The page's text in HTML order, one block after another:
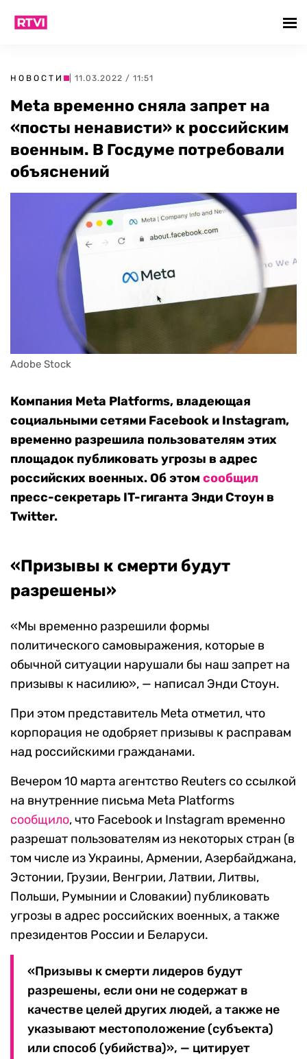
НОВОСТИ | 11.03.2022 / 11:51
Meta временно сняла запрет на
«посты ненависти» к российским
военным. В Госдуме потребовали
объяснений
Adobe Stock
Компания Meta Platforms, владеющая
социальными сетями Facebook и Instagram,
временно разрешила пользователям этих
площадок публиковать угрозы в адрес
российских военных. Об этом сообщил
пресс-секретарь IT-гиганта Энди Стоун в
Twitter.
«Призывы к смерти будут
разрешены»
«Мы временно разрешили формы
политического самовыражения, которые в
обычной ситуации нарушали бы наш запрет на
призывы к насилию», — написал Энди Стоун.
При этом представитель Meta отметил, что
корпорация не одобряет призывы к расправам
над российскими гражданами.
Вечером 10 марта агентство Reuters со ссылкой
на внутренние письма Meta Platforms
сообщило, что Facebook и Instagram временно
разрешат пользователям из некоторых стран (в
том числе из Украины, Армении, Азербайджана,
Эстонии, Грузии, Венгрии, Латвии, Литвы,
Польши, Румынии и Словакии) публиковать
угрозы в адрес российских военных, а также
президентов России и Беларуси.
«Призывы к смерти лидеров будут
разрешены, если они не содержат в
качестве целей других людей, а также не
указывают местоположение (субъекта)
или способ (убийства)», — цитирует